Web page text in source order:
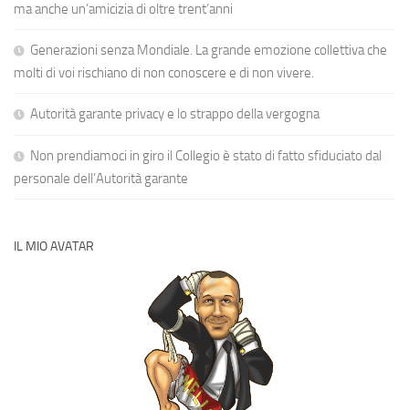
ma anche un’amicizia di oltre trent’anni
Generazioni senza Mondiale. La grande emozione collettiva che
molti di voi rischiano di non conoscere e di non vivere.
Autorità garante privacy e lo strappo della vergogna
Non prendiamoci in giro il Collegio è stato di fatto sfiduciato dal
personale dell’Autorità garante
IL MIO AVATAR